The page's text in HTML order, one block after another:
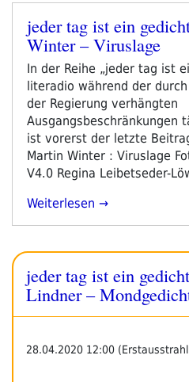
Veröffentlicht
am
jeder tag ist ein
Winter – Viruslage
In der Reihe „jeder tag ist
literadio während der
der Regierung verhängten
Ausgangsbeschränkungen
ist vorerst der letzte
Martin Winter : Viruslage
V4.0 Regina Leibetseder-
„jeder
Ein
Gedicht
#44:
–
Viruslage“
Weiterlesen
jeder tag ist ein
Lindner –
28.04.2020 12:00